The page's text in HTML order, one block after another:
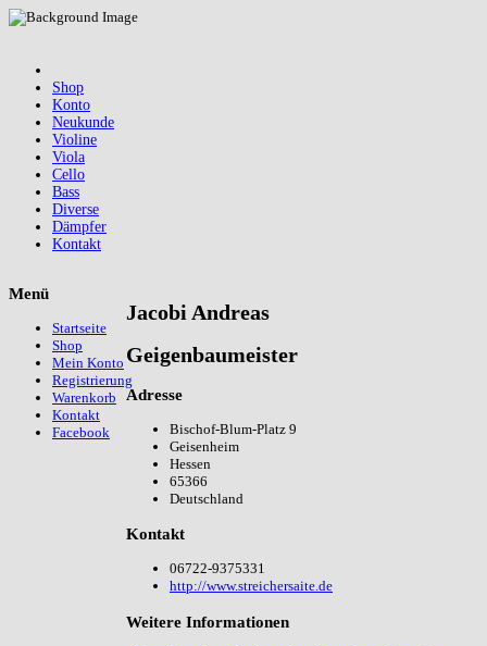
Shop
Konto
Neukunde
Violine
Viola
Cello
Bass
Diverse
Dämpfer
Kontakt
Jacobi Andreas
Geigenbaumeister
Adresse
Bischof-Blum-Platz 9
Geisenheim
Hessen
65366
Deutschland
Kontakt
06722-9375331
http://www.streichersaite.de
Weitere Informationen
Menü
Startseite
Shop
Mein Konto
Registrierung
Warenkorb
Kontakt
Facebook